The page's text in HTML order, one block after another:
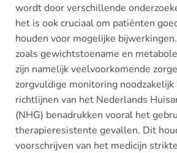
wordt door verschillende
het is ook cruciaal om patiënten
houden voor mogelijke
zoals gewichtstoename en
zijn namelijk veelvoorkomende
zorgvuldige monitoring noodzakelijk
richtlijnen van het Nederlands
(NHG) benadrukken vooral het
therapieresistente gevallen. Dit
voorschrijven van het medicijn